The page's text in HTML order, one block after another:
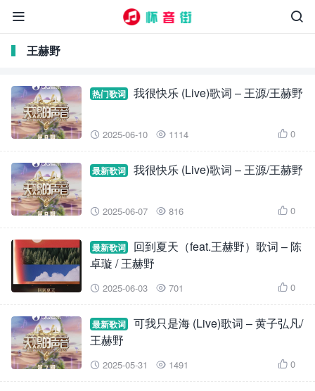


王赫野
热门歌词 我很快乐 (Live)歌词 – 王源/王赫野
 2025-06-10  1114  0
最新歌词 我很快乐 (Live)歌词 – 王源/王赫野
 2025-06-07  816  0
最新歌词
回到夏天（feat.王赫野）歌词 – 陈
卓璇 / 王赫野
 2025-06-03  701  0
最新歌词
可我只是海 (Live)歌词 – 黄子弘凡/
王赫野
 2025-05-31  1491  0